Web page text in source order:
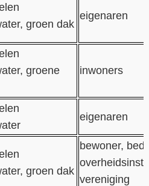
groen dak
eigenaren
groene
inwoners
eigenaren
groen dak
bewoner,
vereniging